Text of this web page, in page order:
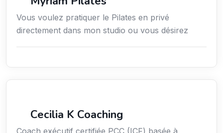
Vous voulez pratiquer le Pilates en privé
directement dans mon studio ou vous désirez
Cecilia K Coaching